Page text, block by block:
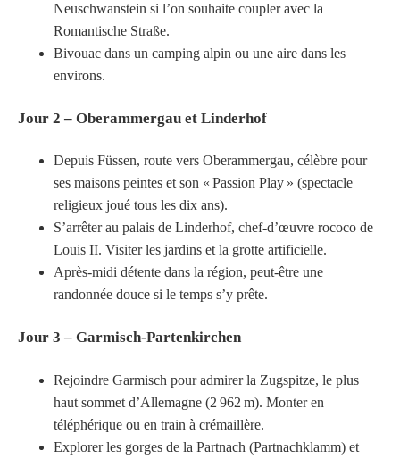
Neuschwanstein si l’on souhaite coupler avec la
Romantische Straße.
Bivouac dans un camping alpin ou une aire dans les
environs.
Jour 2 – Oberammergau et Linderhof
Depuis Füssen, route vers Oberammergau, célèbre pour
ses maisons peintes et son « Passion Play » (spectacle
religieux joué tous les dix ans).
S’arrêter au palais de Linderhof, chef-d’œuvre rococo de
Louis II. Visiter les jardins et la grotte artificielle.
Après-midi détente dans la région, peut-être une
randonnée douce si le temps s’y prête.
Jour 3 – Garmisch-Partenkirchen
Rejoindre Garmisch pour admirer la Zugspitze, le plus
haut sommet d’Allemagne (2 962 m). Monter en
téléphérique ou en train à crémaillère.
Explorer les gorges de la Partnach (Partnachklamm) et